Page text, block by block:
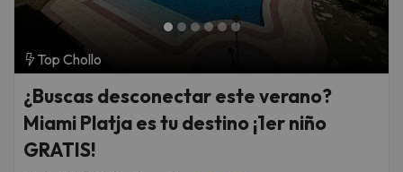
Top Chollo
¿Buscas desconectar este verano?
Miami Platja es tu destino ¡1er niño
GRATIS!